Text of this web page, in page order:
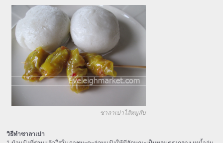
ซาลาเปาไส้หมูสับ
วิธีทำซาลาเปา